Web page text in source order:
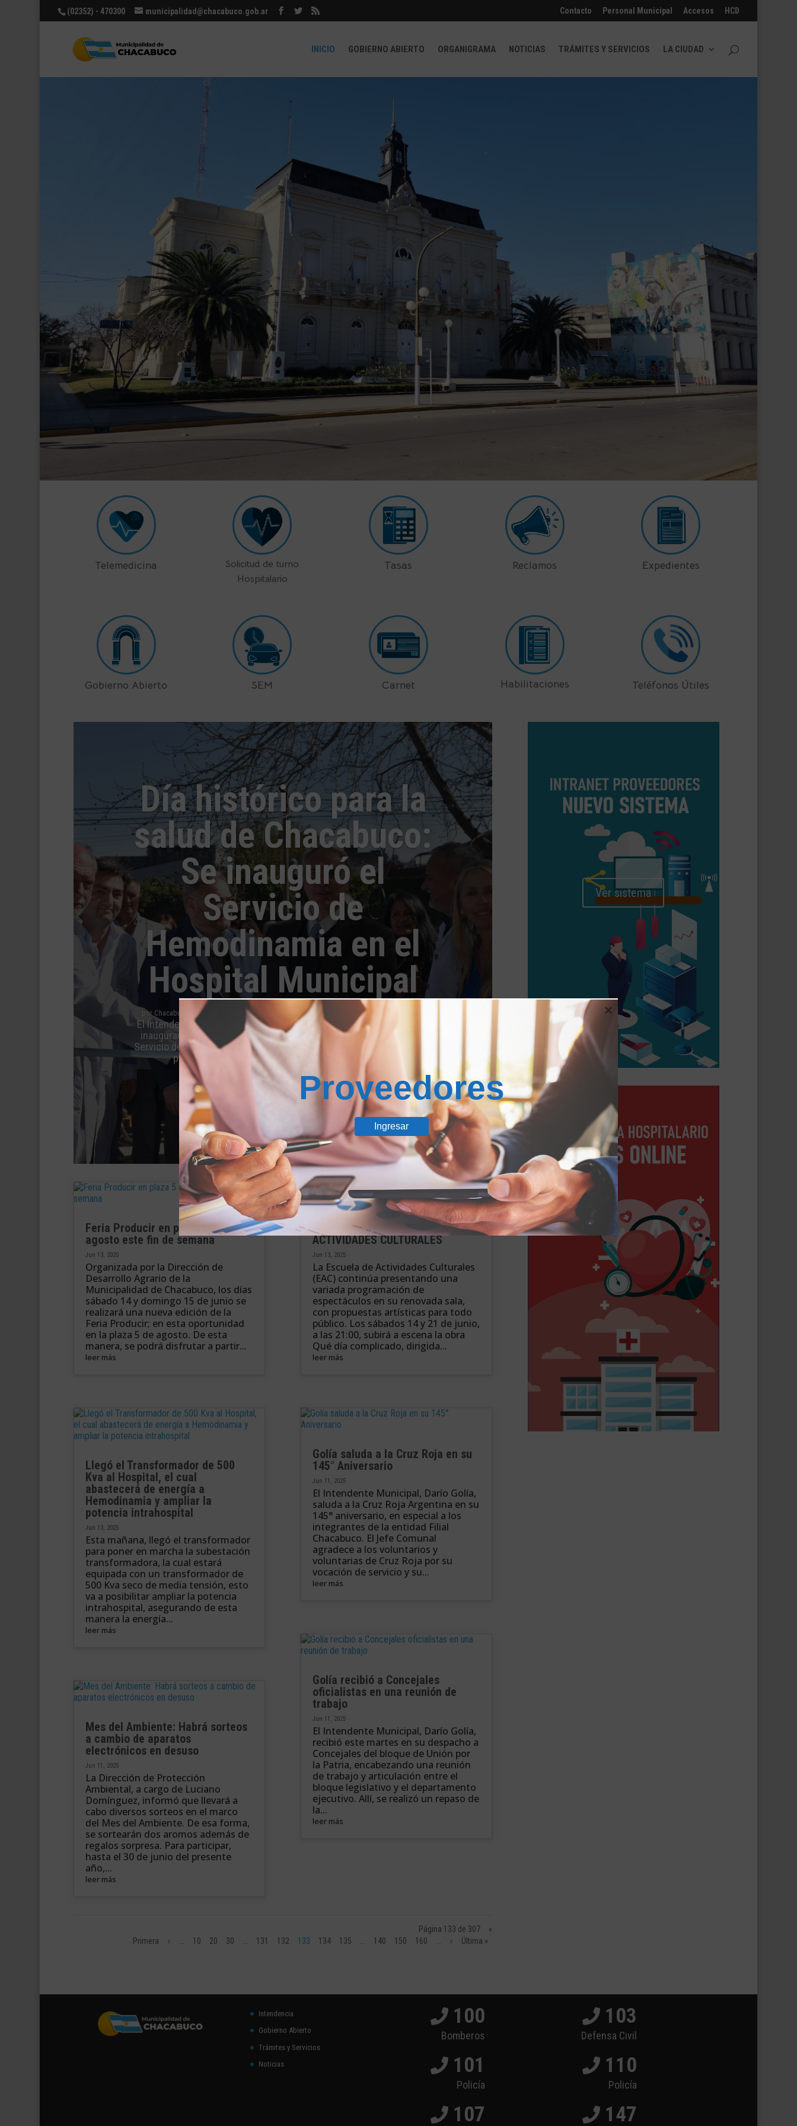
(02352) - 470300 municipalidad@chacabuco.gob.ar Contacto Personal Municipal Accesos HCD
INICIO GOBIERNO ABIERTO ORGANIGRAMA NOTICIAS TRÁMITES Y SERVICIOS LA CIUDAD
Telemedicina
Solicitud de turno
Hospitalario
Tasas Reclamos Expedientes
Gobierno Abierto SEM Carnet Habilitaciones Teléfonos Útiles
Día histórico para la
salud de Chacabuco:
Se inauguró el
Servicio de
Hemodinamia en el
Hospital Municipal
por Chacabuco Sistemas 21 agosto, 2025 Noticia Destacada Publicaciones
El Intendente Municipal, Darío Golía, encabezó este jueves el acto de
inauguración del Centro Cardiovascular Chacabuco, que brindará el
Servicio de Hemodinamia en el Hospital Municipal, en una articulación
público-privada que jerarquiza y amplía el sistema...
Ver Noticia
Feria Producir en plaza 5 de
agosto este fin de semana
Jun 13, 2025
Organizada por la Dirección de
Desarrollo Agrario de la
Municipalidad de Chacabuco, los días
sábado 14 y domingo 15 de junio se
realizará una nueva edición de la
Feria Producir; en esta oportunidad
en la plaza 5 de agosto. De esta
manera, se podrá disfrutar a partir...
leer más
Llegó el Transformador de 500
Kva al Hospital, el cual
abastecerá de energía a
Hemodinamia y ampliar la
potencia intrahospital
Jun 13, 2025
Esta mañana, llegó el transformador
para poner en marcha la subestación
transformadora, la cual estará
equipada con un transformador de
500 Kva seco de media tensión, esto
va a posibilitar ampliar la potencia
intrahospital, asegurando de esta
manera la energía...
leer más
Mes del Ambiente: Habrá sorteos
a cambio de aparatos
electrónicos en desuso
Jun 11, 2025
La Dirección de Protección
Ambiental, a cargo de Luciano
Domínguez, informó que llevará a
cabo diversos sorteos en el marco
del Mes del Ambiente. De esa forma,
se sortearán dos aromos además de
regalos sorpresa. Para participar,
hasta el 30 de junio del presente
año,...
leer más
JUNIO EN LA ESCUELA DE
ACTIVIDADES CULTURALES
Jun 13, 2025
La Escuela de Actividades Culturales
(EAC) continúa presentando una
variada programación de
espectáculos en su renovada sala,
con propuestas artísticas para todo
público. Los sábados 14 y 21 de junio,
a las 21:00, subirá a escena la obra
Qué día complicado, dirigida...
leer más
Golía saluda a la Cruz Roja en su
145° Aniversario
Jun 11, 2025
El Intendente Municipal, Darío Golía,
saluda a la Cruz Roja Argentina en su
145° aniversario, en especial a los
integrantes de la entidad Filial
Chacabuco. El Jefe Comunal
agradece a los voluntarios y
voluntarias de Cruz Roja por su
vocación de servicio y su...
leer más
Golía recibió a Concejales
oficialistas en una reunión de
trabajo
Jun 11, 2025
El Intendente Municipal, Darío Golía,
recibió este martes en su despacho a
Concejales del bloque de Unión por
la Patria, encabezando una reunión
de trabajo y articulación entre el
bloque legislativo y el departamento
ejecutivo. Allí, se realizó un repaso de
la...
leer más
Página 133 de 307
«
Primera
« 10 20 30 131 132 133 134 135 140 150 160 » Última »
Ver sistema
Solicitar turno
Intendencia
Gobierno Abierto
Trámites y Servicios
Noticias
100
Bomberos
101
Policía
107
103
Defensa Civil
110
Policía
147
Ingresar
Proveedores